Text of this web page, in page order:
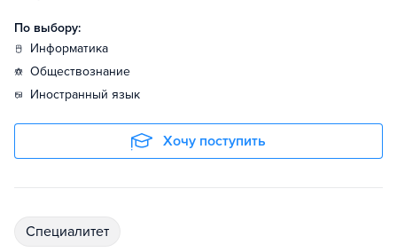
По выбору:
информатика
обществознание
иностранный язык
Хочу поступить
специалитет